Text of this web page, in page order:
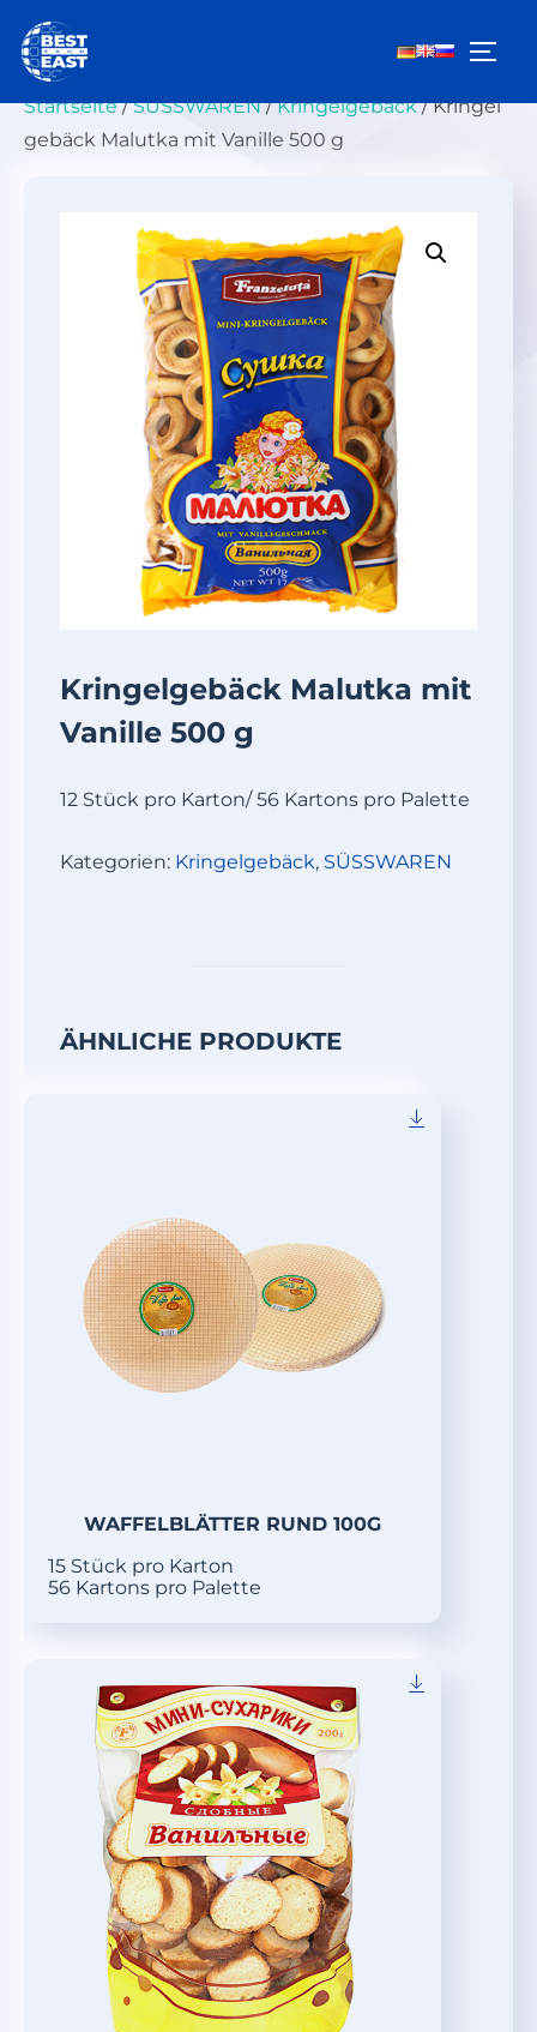
Inhalt
springen
Startseite/SÜSSWAREN/Kringelgebäck/ Kringel
gebäck Malutka mit Vanille 500 g
Kringelgebäck Malutka mit
Vanille 500 g
12 Stück pro Karton/ 56 Kartons pro Palette
Kategorien: Kringelgebäck, SÜSSWAREN
ÄHNLICHE PRODUKTE
WAFFELBLÄTTER RUND 100G
15 Stück pro Karton
56 Kartons pro Palette